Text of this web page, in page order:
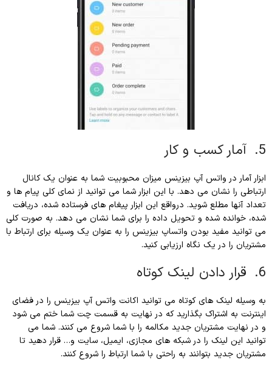
5. آمار کسب و کار
ابزار آمار در واتس آپ بیزینس میزان محبوبیت شما به عنوان یک کانال
ارتباطی را نشان می دهد. با این ابزار شما می توانید از نمای کلی پیام ها و
تعداد آنها مطلع شوید. درواقع این ابزار پیغام های فرستاده شده، دریافت
شده، خوانده شده و تحویل داده را برای شما نشان می دهد. به صورت کلی
می توانید مفید بودن واتساپ بیزینس را به عنوان یک وسیله برای ارتباط با
مشتریان را در یک نگاه ارزیابی کنید.
6. قرار دادن لینک کوتاه
به وسیله لینک های کوتاه می توانید اکانت واتس آپ بیزینس را در فضای
اینترنت به اشتراک بگذارید که در نهایت به قسمت چت شما ختم می شود
و در نهایت مشتریان جدید مکالمه را با شما شروع می کنند. شما می
توانید این لینک را در شبکه های مجازی، ایمیل، سایت و… قرار دهید تا
مشتریان جدید بتوانند به راحتی با شما ارتباط را شروع کنند.